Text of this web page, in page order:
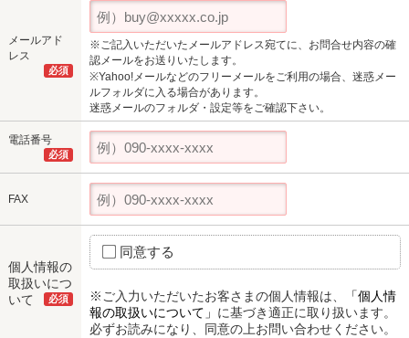
メールアド
レス
必須
※ご記入いただいたメールアドレス宛てに、お問合せ内容の確
認メールをお送りいたします。
※Yahoo!メールなどのフリーメールをご利用の場合、迷惑メー
ルフォルダに入る場合があります。
迷惑メールのフォルダ・設定等をご確認下さい。
電話番号
必須
FAX
個人情報の
取扱いにつ
いて
必須
同意する
※ご入力いただいたお客さまの個人情報は、
「個人情
報の取扱いについて」 に基づき適正に取り扱います。
必ずお読みになり、同意の上お問い合わせください。